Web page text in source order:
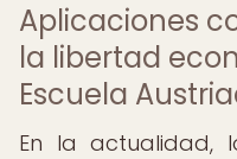
Aplicaciones
la libertad
Escuela
En la actualidad,